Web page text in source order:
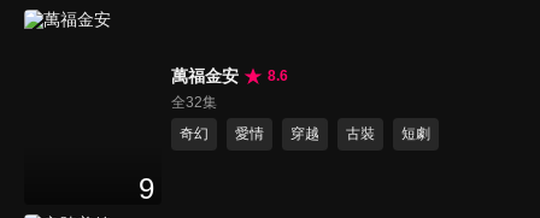
9
萬福金安
8.6
全32集
奇幻
愛情 穿越 古裝 短劇